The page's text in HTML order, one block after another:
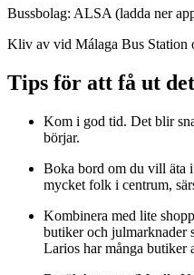
Bussbolag: ALSA (ladda ner
Kliv av vid Málaga Bus Station
Tips för att få ut
Kom i god tid. Det blir
börjar.
Boka bord om du vill äta
mycket folk i centrum,
Kombinera med lite
butiker och julmarknader
Larios har många butiker